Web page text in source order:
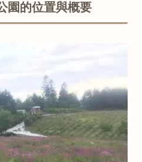
園的位置與概要